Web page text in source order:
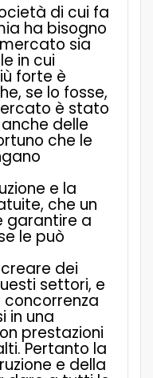
di cui fa
ha bisogno
mercato sia
in cui
forte è
se lo fosse,
è stato
delle
che le
e la
che un
garantire a
le può
dei
settori, e
concorrenza
in una
prestazioni
Pertanto la
e della